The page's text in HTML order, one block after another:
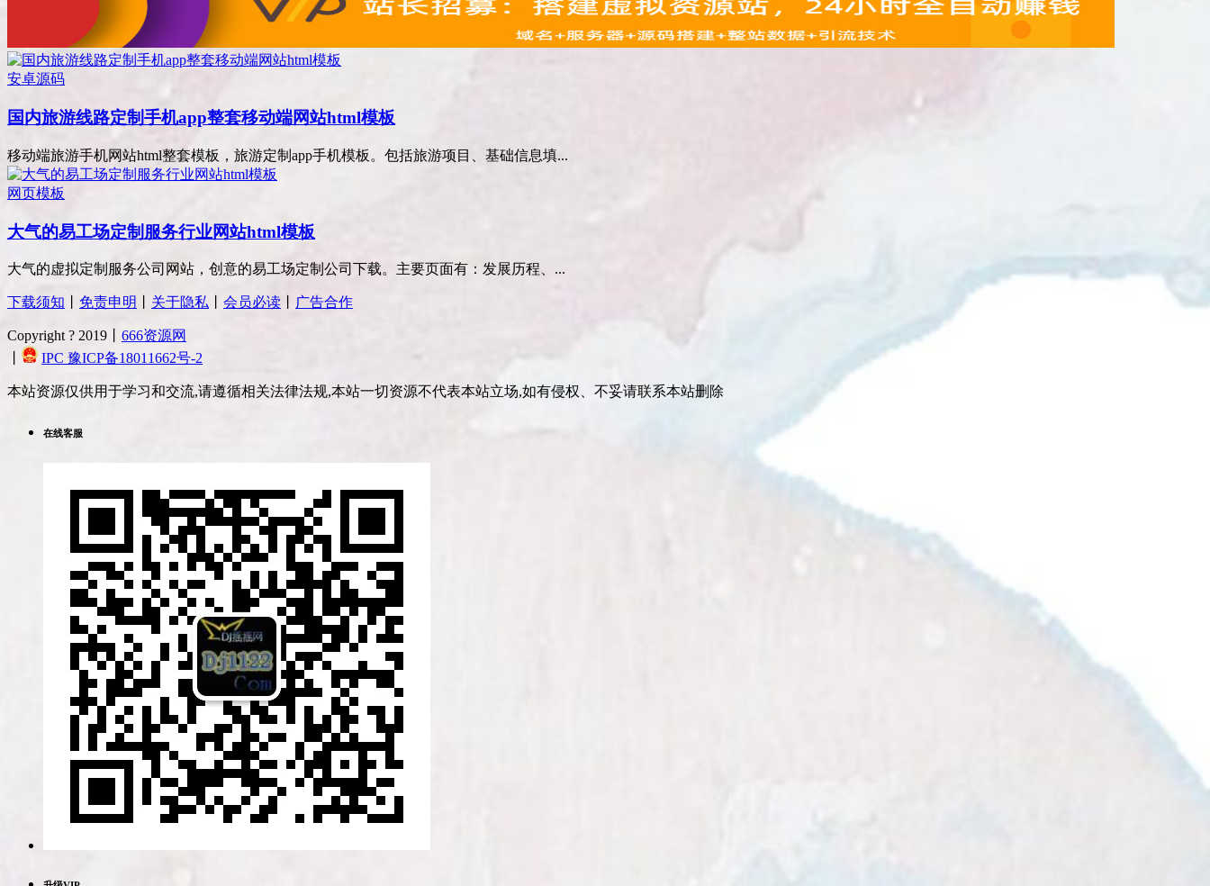
安卓源码
国内旅游线路定制手机app整套移动端网站html模板
移动端旅游手机网站html整套模板，旅游定制app手机模板。包括旅游项目、基础信息填...
网页模板
大气的易工场定制服务行业网站html模板
大气的虚拟定制服务公司网站，创意的易工场定制公司下载。主要页面有：发展历程、...
下载须知 免责申明 关于隐私 会员必读 广告合作
Copyright ? 2019丨 666资源网
IPC 豫ICP备18011662号-2
本站资源仅供用于学习和交流,请遵循相关法律法规,本站一切资源不代表本站立场,如有侵权、不妥请联系本站删除
在线客服